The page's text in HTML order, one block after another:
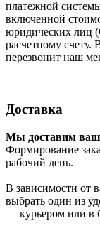
платежной
включенной
юридических лиц
расчетному счету.
перезвонит наш
Доставка
Мы доставим
Формирование
рабочий день.
В зависимости от
выбрать один из
— курьером или в